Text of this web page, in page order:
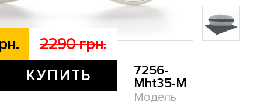
2290 грн.
КУПИТЬ
7256-
Mht35-M
Модель